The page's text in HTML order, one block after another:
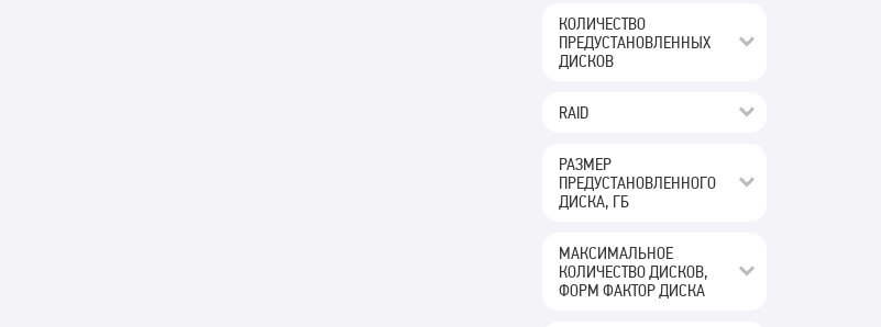
КОЛИЧЕСТВО
ПРЕДУСТАНОВЛЕННЫХ
ДИСКОВ
RAID
РАЗМЕР
ПРЕДУСТАНОВЛЕННОГО
ДИСКА, ГБ
МАКСИМАЛЬНОЕ
КОЛИЧЕСТВО ДИСКОВ,
ФОРМ ФАКТОР ДИСКА